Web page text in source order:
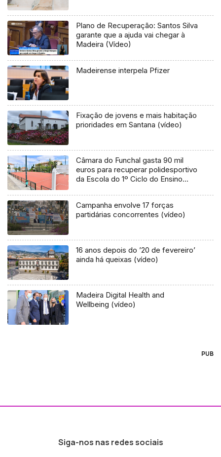
Plano de Recuperação: Santos Silva
garante que a ajuda vai chegar à
Madeira (Vídeo)
Madeirense interpela Pfizer
Fixação de jovens e mais habitação
prioridades em Santana (vídeo)
Câmara do Funchal gasta 90 mil
euros para recuperar polidesportivo
da Escola do 1º Ciclo do Ensino
Campanha envolve 17 forças
partidárias concorrentes (vídeo)
16 anos depois do ’20 de fevereiro’
ainda há queixas (vídeo)
Madeira Digital Health and
Wellbeing (vídeo)
PUB
Siga-nos nas redes sociais